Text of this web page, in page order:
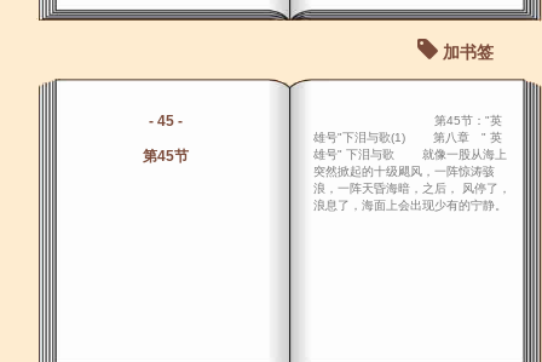
加书签
- 45 -
第45节
第45节："英
雄号"下泪与歌(1) 第八章 " 英
雄号" 下泪与歌 就像一股从海上
突然掀起的十级飓风，一阵惊涛骇
浪，一阵天昏海暗，之后， 风停了，
浪息了，海面上会出现少有的宁静。